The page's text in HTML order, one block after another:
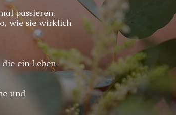
passieren.
wie sie wirklich
ein Leben
und